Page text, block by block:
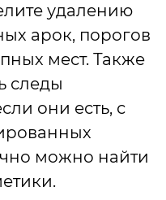
удалению
арок, порогов
мест. Также
следы
они есть, с
можно найти